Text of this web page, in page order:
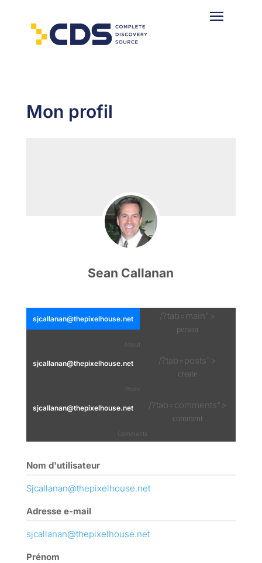
Mon profil
Sean Callanan
sjcallanan@thepixelhouse.net /?tab=main">
person
About
sjcallanan@thepixelhouse.net /?tab=posts">
create
Posts
sjcallanan@thepixelhouse.net /?tab=comments">
comment
Comments
Nom d'utilisateur
Sjcallanan@thepixelhouse.net
Adresse e-mail
sjcallanan@thepixelhouse.net
Prénom